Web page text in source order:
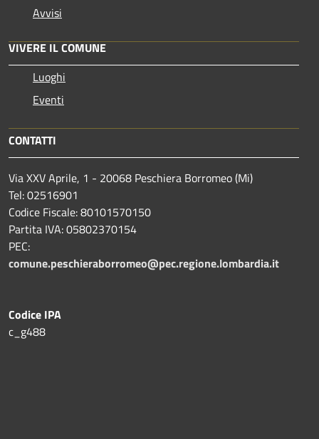
Avvisi
VIVERE IL COMUNE
Luoghi
Eventi
CONTATTI
Via XXV Aprile, 1 - 20068 Peschiera Borromeo (Mi)
Tel: 02516901
Codice Fiscale: 80101570150
Partita IVA: 05802370154
PEC:
comune.peschieraborromeo@pec.regione.lombardia.it
Codice IPA
c_g488